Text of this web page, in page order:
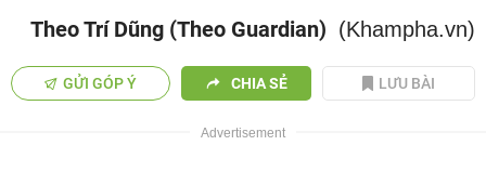
Theo Trí Dũng (Theo Guardian) (Khampha.vn)
GỬI GÓP Ý CHIA SẺ LƯU BÀI